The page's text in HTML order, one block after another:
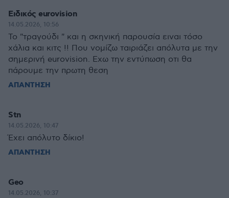
Ειδικός eurovision
14.05.2026, 10:56
Το "τραγούδι " και η σκηνική παρουσία ειναι τόσο
χάλια και κιτς !! Που νομίζω ταιριάζει απόλυτα με την
σημερινή eurovision. Εχω την εντύπωση οτι θα
πάρουμε την πρωτη θεση
ΑΠΑΝΤΗΣΗ
Stn
14.05.2026, 10:47
Έχει απόλυτο δίκιο!
ΑΠΑΝΤΗΣΗ
Geo
14.05.2026, 10:37